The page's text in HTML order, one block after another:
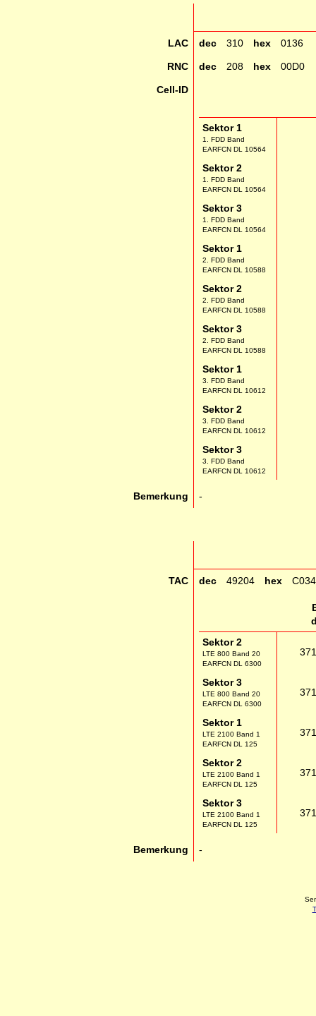
LAC dec 310 hex 0136
RNC dec 208 hex 00D0
Cell-ID
Sektor 1
1. FDD Band
EARFCN DL 10564
Sektor 2
1. FDD Band
EARFCN DL 10564
Sektor 3
1. FDD Band
EARFCN DL 10564
Sektor 1
2. FDD Band
EARFCN DL 10588
Sektor 2
2. FDD Band
EARFCN DL 10588
Sektor 3
2. FDD Band
EARFCN DL 10588
Sektor 1
3. FDD Band
EARFCN DL 10612
Sektor 2
3. FDD Band
EARFCN DL 10612
Sektor 3
3. FDD Band
EARFCN DL 10612
Bemerkung -
TAC dec 49204 hex C034
Sektor 2
LTE 800 Band 20
EARFCN DL 6300
Sektor 3
LTE 800 Band 20
EARFCN DL 6300
Sektor 1
LTE 2100 Band 1
EARFCN DL 125
Sektor 2
LTE 2100 Band 1
EARFCN DL 125
Sektor 3
LTE 2100 Band 1
EARFCN DL 125
Bemerkung -